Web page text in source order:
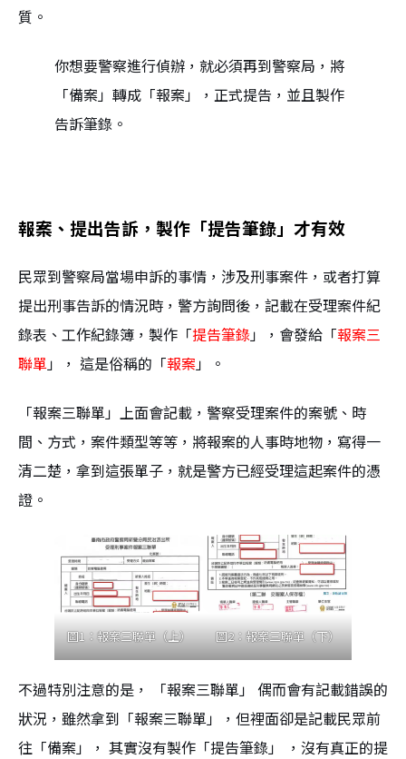
質。
你想要警察進行偵辦，就必須再到警察局，將
「備案」轉成「報案」，正式提告，並且製作
告訴筆錄。
報案、提出告訴，製作「提告筆錄」才有效
民眾到警察局當場申訴的事情，涉及刑事案件，或者打算
提出刑事告訴的情況時，警方詢問後，記載在受理案件紀
錄表、工作紀錄簿，製作「提告筆錄」，會發給「報案三
聯單」， 這是俗稱的「報案」。
「報案三聯單」上面會記載，警察受理案件的案號、時
間、方式，案件類型等等，將報案的人事時地物，寫得一
清二楚，拿到這張單子，就是警方已經受理這起案件的憑
證。
圖1：報案三聯單（上） 圖2：報案三聯單（下）
不過特別注意的是， 「報案三聯單」 偶而會有記載錯誤的
狀況，雖然拿到「報案三聯單」，但裡面卻是記載民眾前
往「備案」， 其實沒有製作「提告筆錄」 ，沒有真正的提